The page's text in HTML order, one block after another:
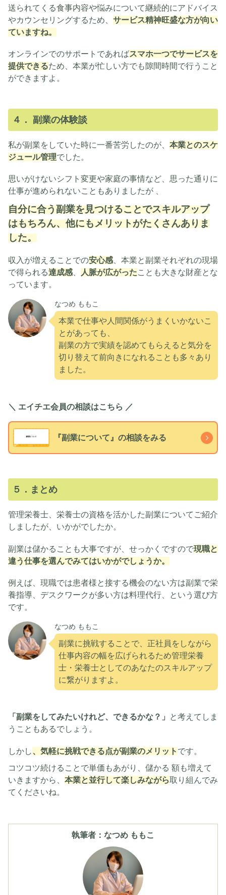
送られてくる食事内容や悩みについて継続的にアドバイス
やカウンセリングするため、 サービス精神旺盛な方が向い
ていますね。
オンラインでのサポートであればスマホ一つでサービスを
提供できるため、本業が忙しい方でも隙間時間で行うこと
ができますよ。
４． 副業の体験談
私が副業をしていた時に一番苦労したのが、 本業とのスケ
ジュール管理​でした。
思いがけないシフト変更や家庭の事情など、思った通りに
仕事が進められないこともありましたが 、
自分に合う副業を見つけることでスキルアップ
はもちろん、他にもメリットがたくさんありま
した。
収入が増えることでの安心感 、本業と副業それぞれの現場
で得られる達成感 人脈が広がったことも大きな財産とな
っています。
なつめ ももこ
本業で仕事や人間関係がうまくいかないこ
とがあっても、
副業の方で実績を認めてもらえると気分を
切り替えて前向きになれることも多々あり
ました。
＼ エイチエ会員の相談はこちら ／
『副業について』の相談をみる
５．まとめ
管理栄養士、栄養士の資格を活かした副業についてご紹介
しましたが、いかがでしたか。
副業は儲かることも大事ですが、せっかくですので現職と
違う仕事を選んでみてはいかがでしょうか。
例えば、現職では患者様と接する機会のない方は副業で栄
養指導、デスクワークが多い方は料理代行、という選び方
です。
なつめ ももこ
副業に挑戦することで、正社員をしながら
仕事内容の幅を広げられるため管理栄養
士・栄養士としてのあなたのスキルアップ
に繋がりますよ。
「副業をしてみたいけれど、できるかな？」
と考えてしま
うこともあるでしょう。
しかし、気軽に挑戦できる点が副業のメリット です。
コツコツ続けることで単価もあがり、儲かる 額も増えて
いきますから、 本業と並行して楽しみながら取り組んでみ
てくださいね。
執筆者：なつめ ももこ